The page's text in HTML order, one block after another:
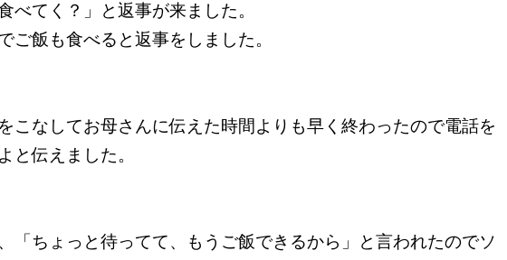
べてく？」と返事が来ました。
ご飯も食べると返事をしました。
こなしてお母さんに伝えた時間よりも早く終わったので電話を
と伝えました。
「ちょっと待ってて、もうご飯できるから」と言われたのでソ